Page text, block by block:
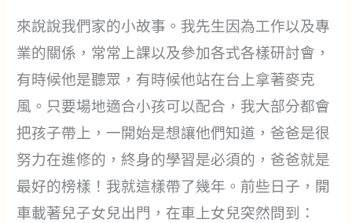
來說說我們家的小故事。我先生因為工作以及專
業的關係，常常上課以及參加各式各樣研討會，
有時候他是聽眾，有時候他站在台上拿著麥克
風。只要場地適合小孩可以配合，我大部分都會
把孩子帶上，一開始是想讓他們知道，爸爸是很
努力在進修的，終身的學習是必須的，爸爸就是
最好的榜樣！我就這樣帶了幾年。前些日子，開
車載著兒子女兒出門，在車上女兒突然問到：